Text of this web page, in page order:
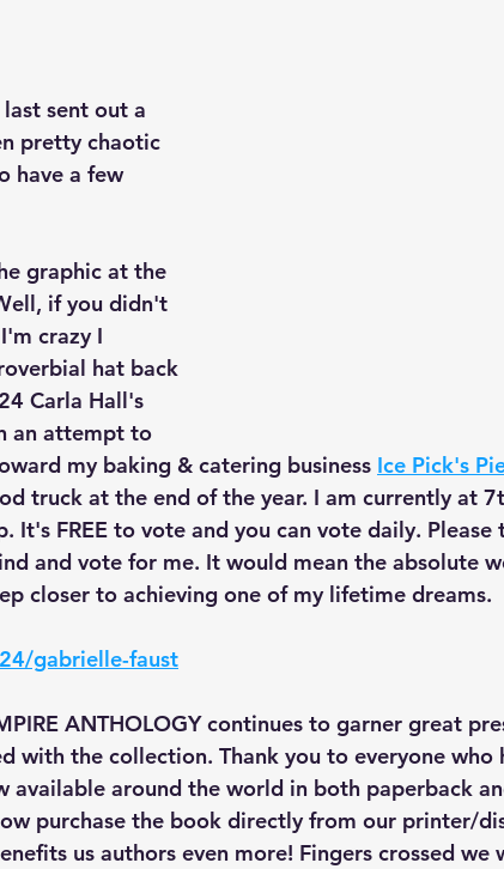
sent out a
pretty chaotic
have a few
graphic at the
if you didn't
crazy I
hat back
Carla Hall's
an attempt to
my baking & catering business Ice Pick's
truck at the end of the year. I am currently at
It's FREE to vote and you can vote daily. Please
and vote for me. It would mean the absolute
closer to achieving one of my lifetime dreams.
gabrielle-faust
ANTHOLOGY continues to garner great
with the collection. Thank you to everyone who
available around the world in both paperback
purchase the book directly from our printer/
us authors even more! Fingers crossed we